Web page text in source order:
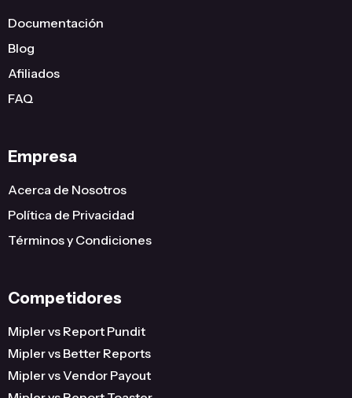
Documentación
Blog
Afiliados
FAQ
Empresa
Acerca de Nosotros
Política de Privacidad
Términos y Condiciones
Competidores
Mipler vs Report Pundit
Mipler vs Better Reports
Mipler vs Vendor Payout